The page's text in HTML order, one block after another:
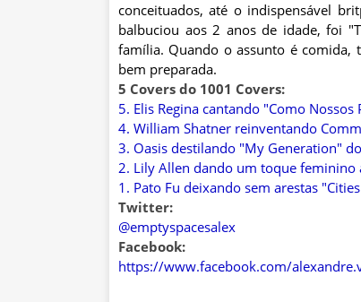
conceituados, até o indispensável
balbuciou aos 2 anos de idade, foi
família. Quando o assunto é comida,
bem preparada.
5 Covers do 1001 Covers:
5. Elis Regina cantando "Como
4. William Shatner reinventando
3. Oasis destilando "My Generation"
2. Lily Allen dando um toque feminino
1. Pato Fu deixando sem arestas
Twitter:
@emptyspacesalex
Facebook:
https://www.facebook.com/